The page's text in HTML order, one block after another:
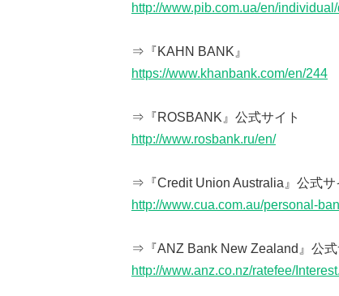
http://www.pib.com.ua/en/
⇒『KAHN BANK』
https://www.khanbank.com/en/244
⇒『ROSBANK』公式サイト
http://www.rosbank.ru/en/
⇒『Credit Union Australia』公式サ
http://www.cua.com.au/personal-
⇒『ANZ Bank New Zealand』公式
http://www.anz.co.nz/ratefee/